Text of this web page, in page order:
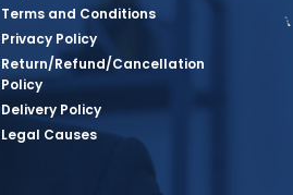
Terms and Conditions
Privacy Policy
Return/Refund/Cancellation
Policy
Delivery Policy
Legal Causes